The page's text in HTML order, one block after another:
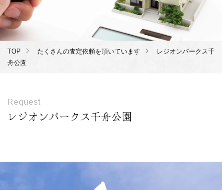
TOP たくさんの査定依頼を頂いています
レジオンパークス千
舟公園
Request
レジオンパークス千舟公園